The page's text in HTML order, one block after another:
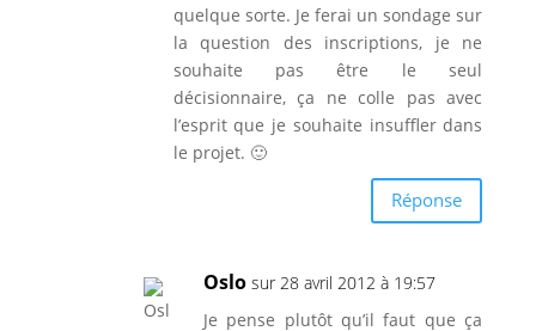
quelque sorte. Je ferai un sondage sur
la question des inscriptions, je ne
souhaite pas être le seul
décisionnaire, ça ne colle pas avec
l’esprit que je souhaite insuffler dans
le projet. 🙂
Réponse
Oslo sur 28 avril 2012 à 19:57
Je pense plutôt qu’il faut que ça